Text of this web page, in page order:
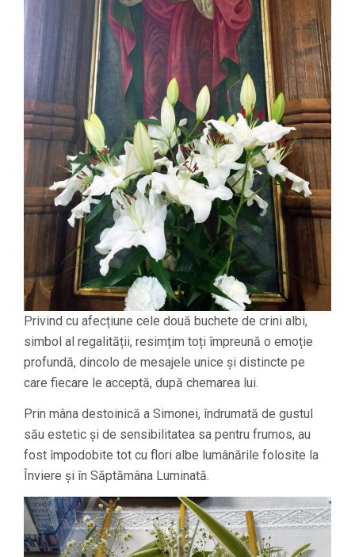
Privind cu afecțiune cele două buchete de crini albi,
simbol al regalității, resimțim toți împreună o emoție
profundă, dincolo de mesajele unice și distincte pe
care fiecare le acceptă, după chemarea lui.
Prin mâna destoinică a Simonei, îndrumată de gustul
său estetic și de sensibilitatea sa pentru frumos, au
fost împodobite tot cu flori albe lumânările folosite la
Înviere și în Săptămâna Luminată.